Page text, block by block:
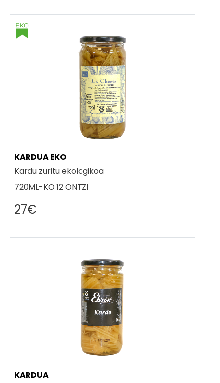
KARDUA EKO
Kardu zuritu ekologikoa
720ML-KO 12 ONTZI
27€
KARDUA